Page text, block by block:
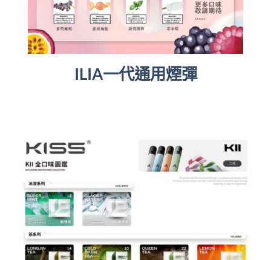
ILIA一代通用煙彈